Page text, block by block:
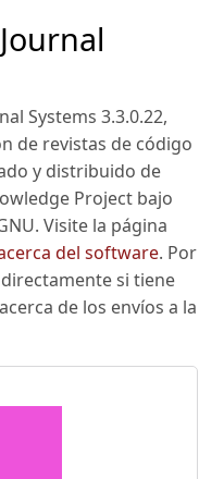
Systems 3.3.0.22,
de revistas de código
y distribuido de
Project bajo
Visite la página
del software. Por
directamente si tiene
de los envíos a la